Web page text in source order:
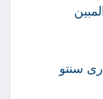
سنتو